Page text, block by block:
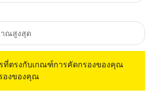
ที่ตรงกับเกณฑ์การคัดกรองของคุณ
องของคุณ